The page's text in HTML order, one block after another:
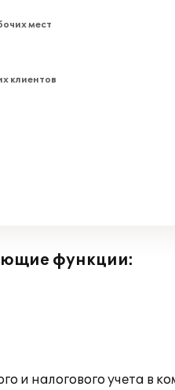
мест
клиентов
функции:
и налогового учета